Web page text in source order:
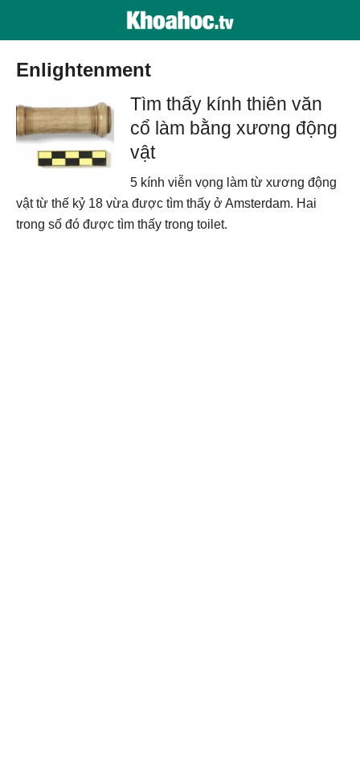
Enlightenment
Tìm thấy kính thiên văn
cổ làm bằng xương động
vật
5 kính viễn vọng làm từ xương động
vật từ thế kỷ 18 vừa được tìm thấy ở Amsterdam. Hai
trong số đó được tìm thấy trong toilet.